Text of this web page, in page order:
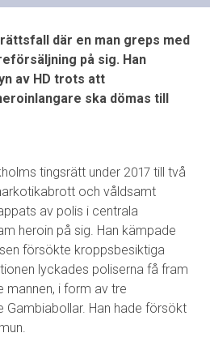
där en man greps med
på sig. Han
av HD trots att
ska dömas till
tingsrätt under 2017 till två
och våldsamt
av polis i centrala
heroin på sig. Han kämpade
försökte kroppsbesiktiga
lyckades poliserna få fram
mannen, i form av tre
Gambiabollar. Han hade försökt